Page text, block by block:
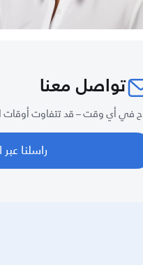
تواصل معنا
في أي وقت – قد تتفاوت أوقات
راسلنا